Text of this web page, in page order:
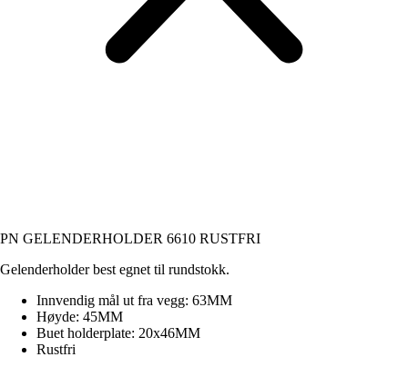
PN GELENDERHOLDER 6610 RUSTFRI
Gelenderholder best egnet til rundstokk.
Innvendig mål ut fra vegg: 63MM
Høyde: 45MM
Buet holderplate: 20x46MM
Rustfri